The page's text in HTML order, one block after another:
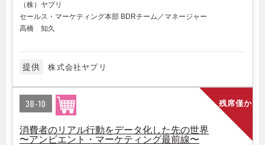
（株）ヤプリ
セールス・マーケティング本部 BDRチーム／マネージャー
高橋 知久
提供 株式会社ヤプリ
残席僅か
3B-10
消費者のリアル行動をデータ化した先の世界
〜アンビエント・マーケティング最前線〜